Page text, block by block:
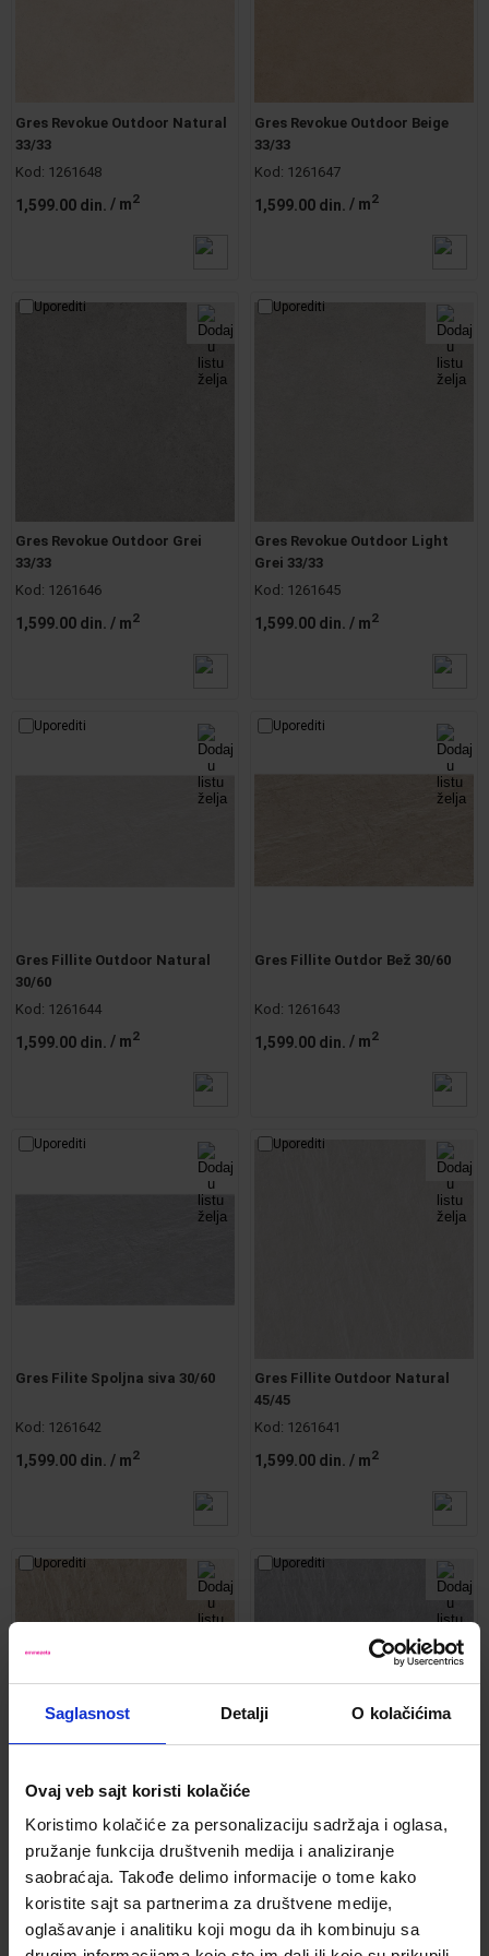
Saglasnost Detalji O kolačićima
Ovaj veb sajt koristi kolačiće
Koristimo kolačiće za personalizaciju sadržaja i oglasa,
pružanje funkcija društvenih medija i analiziranje
saobraćaja. Takođe delimo informacije o tome kako
koristite sajt sa partnerima za društvene medije,
oglašavanje i analitiku koji mogu da ih kombinuju sa
Gres Revokue Outdoor Natural
33/33
Kod: 1261648
1,599.00 din. / m2
Gres Revokue Outdoor Beige
33/33
Kod: 1261647
1,599.00 din. / m2
Uporediti
Gres Revokue Outdoor Grei
33/33
Kod: 1261646
1,599.00 din. / m2
Uporediti
Gres Revokue Outdoor Light
Grei 33/33
Kod: 1261645
1,599.00 din. / m2
Uporediti
Gres Fillite Outdoor Natural
30/60
Kod: 1261644
1,599.00 din. / m2
Uporediti
Gres Fillite Outdor Bež 30/60
Kod: 1261643
1,599.00 din. / m2
Uporediti
Gres Filite Spoljna siva 30/60
Kod: 1261642
1,599.00 din. / m2
Uporediti
Gres Fillite Outdoor Natural
45/45
Kod: 1261641
1,599.00 din. / m2
Uporediti
Gres Fillite Outdoor Beige 45/45
Kod:1261640
1,599.00 din./ m2
Uporediti
Kod:1261639
1,599.00 din./ m2